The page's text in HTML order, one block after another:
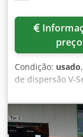
Condição: usado
de dispersão V-
limitação de
S Dispositivo de
espalhamento
articulado com